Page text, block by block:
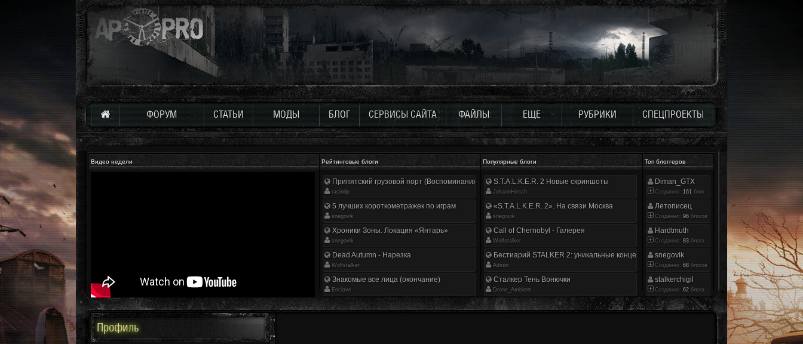
ФОРУМ СТАТЬИ МОДЫ БЛОГ СЕРВИСЫ САЙТА ФАЙЛЫ ЕЩЕ РУБРИКИ СПЕЦПРОЕКТЫ
Видео недели Рейтинговые блоги Популярные блоги Топ блоггеров
Припятский грузовой порт (Воспоминания ликвидатора)
racindp
5 лучших короткометражек по играм
snegovik
Хроники Зоны. Локация «Янтарь»
snegovik
Dead Autumn - Нарезка
Wolfstalker
Знакомые все лица (окончание)
Enclave
S.T.A.L.K.E.R. 2 Новые скриншоты
JohannHirsch
«S.T.A.L.K.E.R. 2». На связи Москва
snegovik
Call of Chernobyl - Галерея
Wolfstalker
Бестиарий STALKER 2: уникальные концепт-арты
Аdmin
Сталкер Тень Вонючки
Drone_Ambient
Diman_GTX
Созданно: 161 блог
Летописец
Созданно: 96 блогов
Hardtmuth
Созданно: 83 блога
snegovik
Созданно: 68 блогов
stalkerchigil
Созданно: 62 блога
Профиль